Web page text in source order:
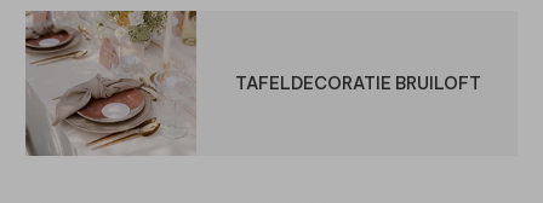
TAFELDECORATIE BRUILOFT